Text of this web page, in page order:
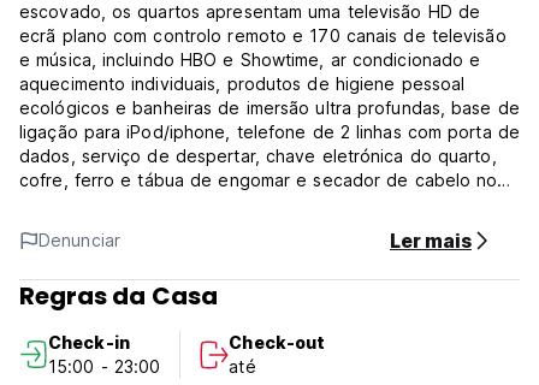
escovado, os quartos apresentam uma televisão HD de
ecrã plano com controlo remoto e 170 canais de televisão
e música, incluindo HBO e Showtime, ar condicionado e
aquecimento individuais, produtos de higiene pessoal
ecológicos e banheiras de imersão ultra profundas, base de
ligação para iPod/iphone, telefone de 2 linhas com porta de
dados, serviço de despertar, chave eletrónica do quarto,
cofre, ferro e tábua de engomar e secador de cabelo no
As janelas com vidros duplos em todos os quartos garantem
uma noite de sono tranquila. O jornal gratuito está
disponível no átrio. O acesso Wi-Fi está disponível em toda
a propriedade.
com receção 24 horas e segurança de última geração.
O átrio casualmente sofisticado deste luxuoso boutique
Denunciar Ler mais
Regras da Casa
Check-in
15:00 - 23:00
Check-out
até